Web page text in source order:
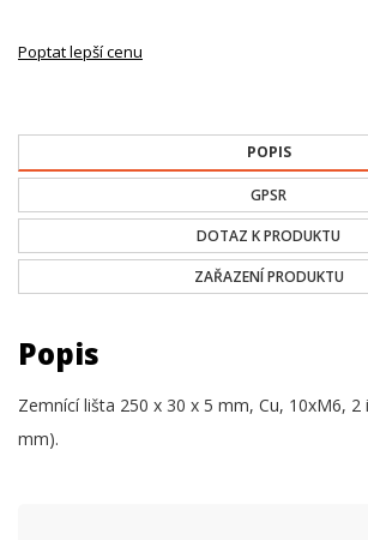
Poptat lepší cenu
POPIS
GPSR
DOTAZ K PRODUKTU
ZAŘAZENÍ PRODUKTU
Popis
Zemnící lišta 250 x 30 x 5 mm, Cu, 10xM6, 2
mm).